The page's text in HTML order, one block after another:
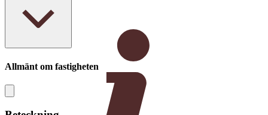
Allmänt om fastigheten